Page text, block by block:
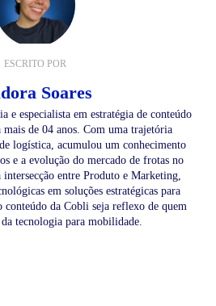
ESCRITO POR
Soares
e especialista em estratégia de conteúdo
de 04 anos. Com uma trajetória
logística, acumulou um conhecimento
e a evolução do mercado de frotas no
entre Produto e Marketing,
em soluções estratégicas para
conteúdo da Cobli seja reflexo de quem
tecnologia para mobilidade.